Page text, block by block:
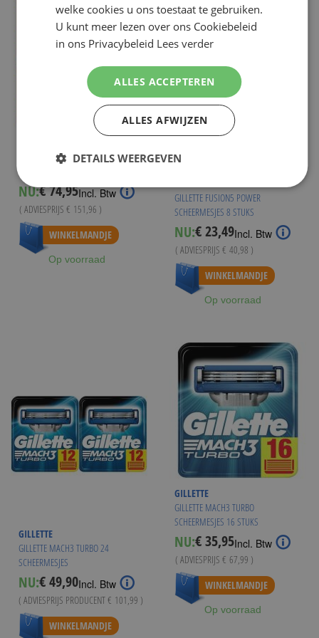
GILLETTE COMBI FUSION5
NU:Special
Price
€ 74,95Incl. Btw
( ADVIESPRIJS € 151,96 )
WINKELMANDJE
Op voorraad
GILLETTE FUSION5 POWER
SCHEERMESJES 8 STUKS
NU:Special
Price
€ 23,49Incl. Btw
( ADVIESPRIJS € 40,98 )
WINKELMANDJE
Op voorraad
GILLETTE
GILLETTE MACH3 TURBO 24
SCHEERMESJES
NU:€ 49,90Incl. Btw
( ADVIESPRIJS PRODUCENT€ 101,99 )
WINKELMANDJE
GILLETTE
GILLETTE MACH3 TURBO
SCHEERMESJES 16 STUKS
NU:Special
Price
€ 35,95Incl. Btw
( ADVIESPRIJS € 67,99 )
WINKELMANDJE
Op voorraad
welke cookies u ons toestaat te gebruiken.
U kunt meer lezen over ons Cookiebeleid
in ons Privacybeleid Lees verder
ALLES ACCEPTEREN
ALLES AFWIJZEN
DETAILS WEERGEVEN